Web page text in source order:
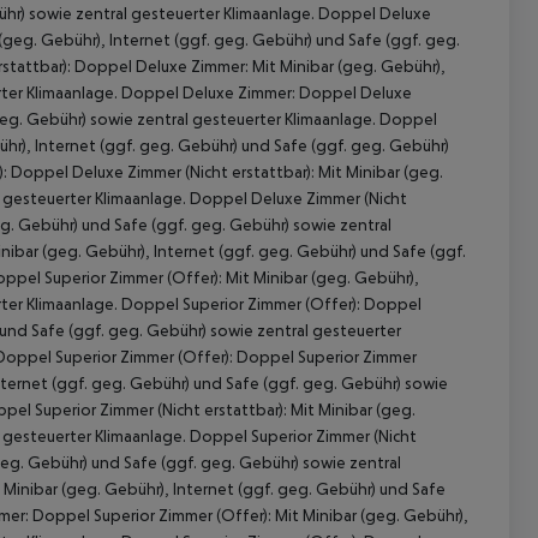
sowie zentral gesteuerter Klimaanlage. Doppel Deluxe
Gebühr), Internet (ggf. geg. Gebühr) und Safe (ggf. geg.
Doppel Deluxe Zimmer: Mit Minibar (geg. Gebühr),
Klimaanlage. Doppel Deluxe Zimmer: Doppel Deluxe
Gebühr) sowie zentral gesteuerter Klimaanlage. Doppel
Internet (ggf. geg. Gebühr) und Safe (ggf. geg. Gebühr)
Deluxe Zimmer (Nicht erstattbar): Mit Minibar (geg.
Klimaanlage. Doppel Deluxe Zimmer (Nicht
Gebühr) und Safe (ggf. geg. Gebühr) sowie zentral
(geg. Gebühr), Internet (ggf. geg. Gebühr) und Safe (ggf.
Superior Zimmer (Offer): Mit Minibar (geg. Gebühr),
Klimaanlage. Doppel Superior Zimmer (Offer): Doppel
Safe (ggf. geg. Gebühr) sowie zentral gesteuerter
Superior Zimmer (Offer): Doppel Superior Zimmer
(ggf. geg. Gebühr) und Safe (ggf. geg. Gebühr) sowie
Superior Zimmer (Nicht erstattbar): Mit Minibar (geg.
Klimaanlage. Doppel Superior Zimmer (Nicht
Gebühr) und Safe (ggf. geg. Gebühr) sowie zentral
(geg. Gebühr), Internet (ggf. geg. Gebühr) und Safe
Doppel Superior Zimmer (Offer): Mit Minibar (geg. Gebühr),